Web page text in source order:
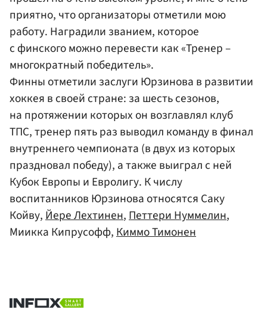
приятно, что организаторы отметили мою
работу. Наградили званием, которое
с финского можно перевести как «Тренер –
многократный победитель».
Финны отметили заслуги Юрзинова в развитии
хоккея в своей стране: за шесть сезонов,
на протяжении которых он возглавлял клуб
ТПС, тренер пять раз выводил команду в финал
внутреннего чемпионата (в двух из которых
праздновал победу), а также выиграл с ней
Кубок Европы и Евролигу. К числу
воспитанников Юрзинова относятся Саку
Койву,Йере Лехтинен,Петтери Нуммелин,
Миикка Кипрусофф,Киммо Тимонен